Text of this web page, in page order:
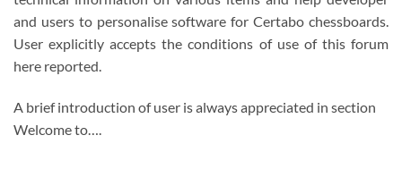
and users to personalise software for Certabo chessboards.
User explicitly accepts the conditions of use of this forum
here reported.
A brief introduction of user is always appreciated in section
Welcome to….